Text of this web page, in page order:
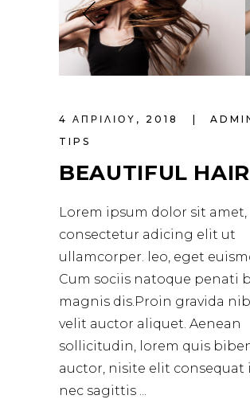
4 ΑΠΡΙΛΊΟΥ, 2018
TIPS
BEAUTIFUL HAIR
Lorem ipsum dolor sit amet,
consectetur adicing elit ut
ullamcorper. leo, eget
Cum sociis natoque penati
magnis dis.Proin gravida
velit auctor aliquet. Aenean
sollicitudin, lorem quis
auctor, nisite elit consequat
nec sagittis